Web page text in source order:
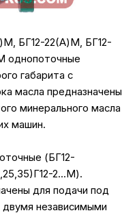
БГ12-22(А)М, БГ12-
однопоточные
габарита с
масла предназначены
минерального масла
машин.
(БГ12-
2...М).
для подачи под
независимыми